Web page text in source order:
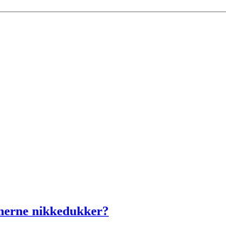
nikkedukker?